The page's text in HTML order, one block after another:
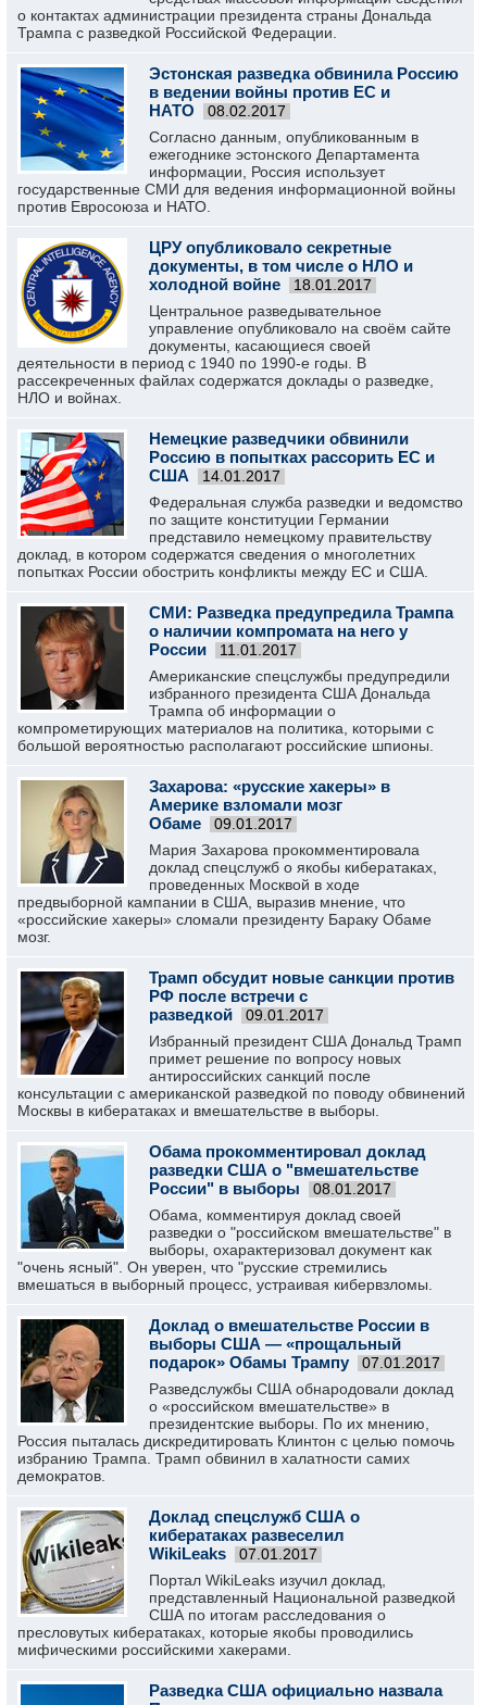
о контактах администрации президента страны Дональда
Трампа с разведкой Российской Федерации.
Эстонская разведка обвинила Россию
в ведении войны против ЕС и
НАТО
08.02.2017
Согласно данным, опубликованным в
ежегоднике эстонского Департамента
информации, Россия использует
государственные СМИ для ведения информационной войны
против Евросоюза и НАТО.
ЦРУ опубликовало секретные
документы, в том числе о НЛО и
холодной войне
18.01.2017
Центральное разведывательное
управление опубликовало на своём сайте
документы, касающиеся своей
деятельности в период с 1940 по 1990-е годы. В
рассекреченных файлах содержатся доклады о разведке,
НЛО и войнах.
Немецкие разведчики обвинили
Россию в попытках рассорить ЕС и
США
14.01.2017
Федеральная служба разведки и ведомство
по защите конституции Германии
представило немецкому правительству
доклад, в котором содержатся сведения о многолетних
попытках России обострить конфликты между ЕС и США.
СМИ: Разведка предупредила Трампа
о наличии компромата на него у
России
11.01.2017
Американские спецслужбы предупредили
избранного президента США Дональда
Трампа об информации о
компрометирующих материалов на политика, которыми с
большой вероятностью располагают российские шпионы.
Захарова: «русские хакеры» в
Америке взломали мозг
Обаме
09.01.2017
Мария Захарова прокомментировала
доклад спецслужб о якобы кибератаках,
проведенных Москвой в ходе
предвыборной кампании в США, выразив мнение, что
«российские хакеры» сломали президенту Бараку Обаме
мозг.
Трамп обсудит новые санкции против
РФ после встречи с
разведкой
09.01.2017
Избранный президент США Дональд Трамп
примет решение по вопросу новых
антироссийских санкций после
консультации с американской разведкой по поводу обвинений
Москвы в кибератаках и вмешательстве в выборы.
Обама прокомментировал доклад
разведки США о "вмешательстве
России" в выборы
08.01.2017
Обама, комментируя доклад своей
разведки о "российском вмешательстве" в
выборы, охарактеризовал документ как
"очень ясный". Он уверен, что "русские стремились
вмешаться в выборный процесс, устраивая кибервзломы.
Доклад о вмешательстве России в
выборы США — «прощальный
подарок» Обамы Трампу
07.01.2017
Разведслужбы США обнародовали доклад
о «российском вмешательстве» в
президентские выборы. По их мнению,
Россия пыталась дискредитировать Клинтон с целью помочь
избранию Трампа. Трамп обвинил в халатности самих
демократов.
Доклад спецслужб США о
кибератаках развеселил
WikiLeaks
07.01.2017
Портал WikiLeaks изучил доклад,
представленный Национальной разведкой
США по итогам расследования о
пресловутых кибератаках, которые якобы проводились
мифическими российскими хакерами.
Разведка США официально назвала